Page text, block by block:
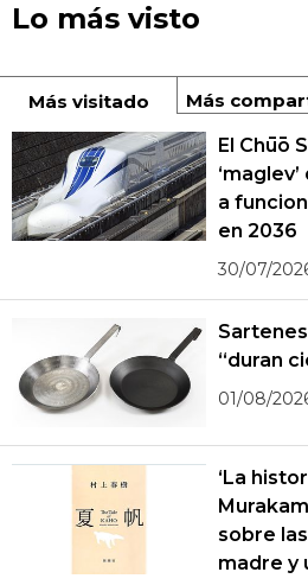
Lo más visto
Más visitado Más
El Chūō
a
en 2036
30/07/
“duran
01/08/
‘La
sobre
madre y